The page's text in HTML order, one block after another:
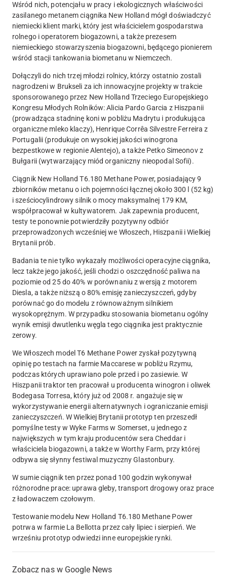
Wśród nich, potencjału w pracy i ekologicznych właściwości
zasilanego metanem ciągnika New Holland mógł doświadczyć
niemiecki klient marki, który jest właścicielem gospodarstwa
rolnego i operatorem biogazowni, a także prezesem
niemieckiego stowarzyszenia biogazowni, będącego pionierem
wśród stacji tankowania biometanu w Niemczech.
Dołączyli do nich trzej młodzi rolnicy, którzy ostatnio zostali
nagrodzeni w Brukseli za ich innowacyjne projekty w trakcie
sponsorowanego przez New Holland Trzeciego Europejskiego
Kongresu Młodych Rolników: Alicia Pardo Garcia z Hiszpanii
(prowadząca stadninę koni w pobliżu Madrytu i produkująca
organiczne mleko klaczy), Henrique Corrêa Silvestre Ferreira z
Portugalii (produkuje on wysokiej jakości winogrona
bezpestkowe w regionie Alentejo), a także Petko Simeonov z
Bułgarii (wytwarzający miód organiczny nieopodal Sofii).
Ciągnik New Holland T6.180 Methane Power, posiadający 9
zbiorników metanu o ich pojemności łącznej około 300 l (52 kg)
i sześciocylindrowy silnik o mocy maksymalnej 179 KM,
współpracował w kultywatorem. Jak zapewnia producent,
testy te ponownie potwierdziły pozytywny odbiór
przeprowadzonych wcześniej we Włoszech, Hiszpanii i Wielkiej
Brytanii prób.
Badania te nie tylko wykazały możliwości operacyjne ciągnika,
lecz także jego jakość, jeśli chodzi o oszczędność paliwa na
poziomie od 25 do 40% w porównaniu z wersją z motorem
Diesla, a także niższą o 80% emisję zanieczyszczeń, gdyby
porównać go do modelu z równoważnym silnikiem
wysokoprężnym. W przypadku stosowania biometanu ogólny
wynik emisji dwutlenku węgla tego ciągnika jest praktycznie
zerowy.
We Włoszech model T6 Methane Power zyskał pozytywną
opinię po testach na farmie Maccarese w pobliżu Rzymu,
podczas których uprawiano pole przed i po zasiewie. W
Hiszpanii traktor ten pracował u producenta winogron i oliwek
Bodegasa Torresa, który już od 2008 r. angażuje się w
wykorzystywanie energii alternatywnych i ograniczanie emisji
zanieczyszczeń. W Wielkiej Brytanii prototyp ten przeszedł
pomyślne testy w Wyke Farms w Somerset, u jednego z
największych w tym kraju producentów sera Cheddar i
właściciela biogazowni, a także w Worthy Farm, przy której
odbywa się słynny festiwal muzyczny Glastonbury.
W sumie ciągnik ten przez ponad 100 godzin wykonywał
różnorodne prace: uprawa gleby, transport drogowy oraz prace
z ładowaczem czołowym.
Testowanie modelu New Holland T6.180 Methane Power
potrwa w farmie La Bellotta przez cały lipiec i sierpień. We
wrześniu prototyp odwiedzi inne europejskie rynki.
Zobacz nas w Google News